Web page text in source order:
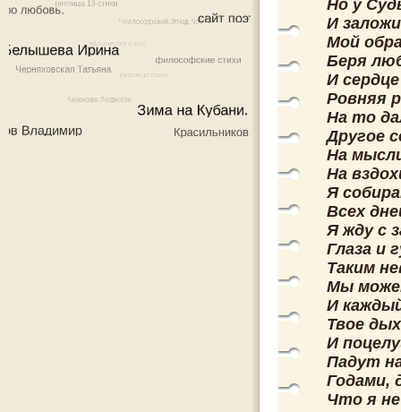
Но у
И
Мой
Беря
И
Ровняя
На то
Другое
На
На
Я
Всех
Я жду с
Глаза и
Таким
Мы
И
Твое
И
Падут
Годами,
Что я